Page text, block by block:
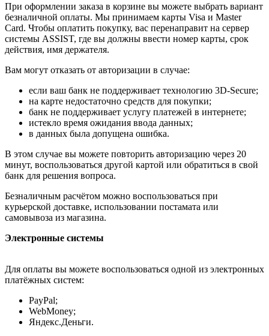
При оформлении заказа в корзине вы можете выбрать вариант
безналичной оплаты. Мы принимаем карты Visa и Master
Card. Чтобы оплатить покупку, вас перенаправит на сервер
системы ASSIST, где вы должны ввести номер карты, срок
действия, имя держателя.
Вам могут отказать от авторизации в случае:
если ваш банк не поддерживает технологию 3D-Secure;
на карте недостаточно средств для покупки;
банк не поддерживает услугу платежей в интернете;
истекло время ожидания ввода данных;
в данных была допущена ошибка.
В этом случае вы можете повторить авторизацию через 20
минут, воспользоваться другой картой или обратиться в свой
банк для решения вопроса.
Безналичным расчётом можно воспользоваться при
курьерской доставке, использовании постамата или
самовывоза из магазина.
Электронные системы
Для оплаты вы можете воспользоваться одной из электронных
платёжных систем:
PayPal;
WebMoney;
Яндекс.Деньги.